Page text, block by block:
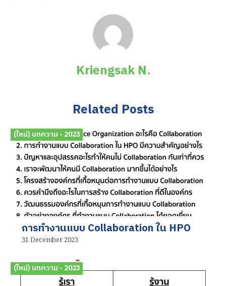
Kriengsak N.
Related Posts
(ใหม่) บทความ - 2023
การทำงานแบบ Collaboration ใน HPO
31 December 2023
(ใหม่) บทความ - 2023